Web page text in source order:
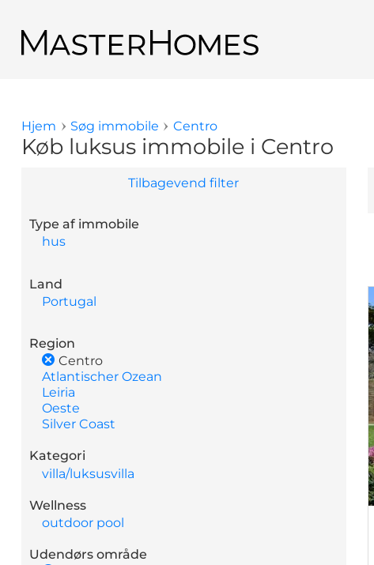
Tilbage til søge resultat
Du er her
Hjem Søg immobile Centro
Køb luksus immobile i Centro
Tilbagevend filter
Type af immobile
hus
Land
Portugal
Region
Centro
Atlantischer Ozean
Leiria
Oeste
Silver Coast
Kategori
villa/luksusvilla
Wellness
outdoor pool
Udendørs område